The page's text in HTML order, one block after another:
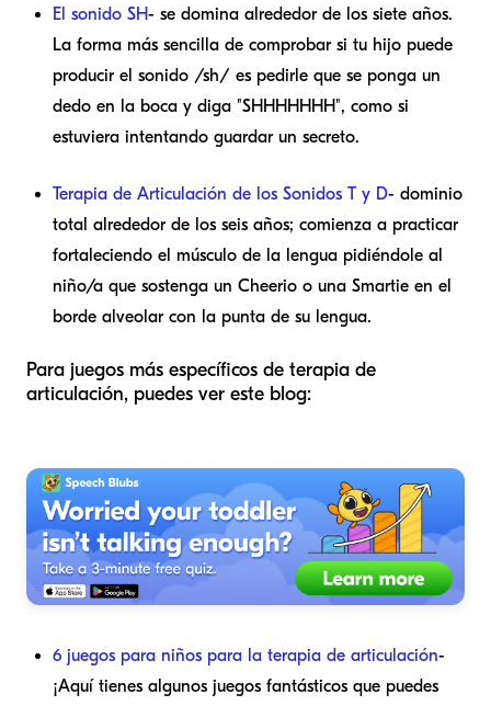
El sonido SH- se domina alrededor de los siete años.
La forma más sencilla de comprobar si tu hijo puede
producir el sonido /sh/ es pedirle que se ponga un
dedo en la boca y diga "SHHHHHHH", como si
estuviera intentando guardar un secreto.
Terapia de Articulación de los Sonidos T y D- dominio
total alrededor de los seis años; comienza a practicar
fortaleciendo el músculo de la lengua pidiéndole al
niño/a que sostenga un Cheerio o una Smartie en el
borde alveolar con la punta de su lengua.
Para juegos más específicos de terapia de
articulación, puedes ver este blog:
6 juegos para niños para la terapia de articulación-
¡Aquí tienes algunos juegos fantásticos que puedes